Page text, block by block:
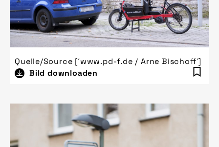
Quelle/Source [´www.pd-f.de / Arne Bischoff´]
Bild downloaden